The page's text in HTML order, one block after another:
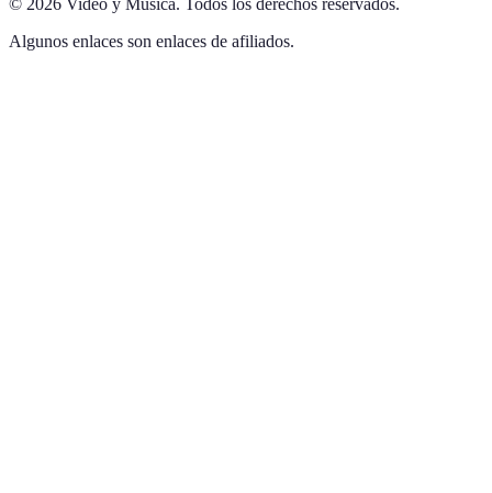
© 2026 Video y Música. Todos los derechos reservados.
Algunos enlaces son enlaces de afiliados.